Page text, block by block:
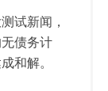
试新闻，
债务计
和解。